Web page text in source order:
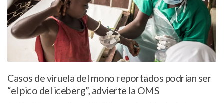
Casos de viruela del mono reportados podrían ser
“el pico del iceberg”, advierte la OMS